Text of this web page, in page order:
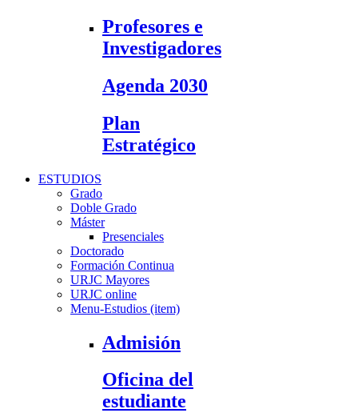
Profesores e
Investigadores
Agenda 2030
Plan
Estratégico
ESTUDIOS
Grado
Doble Grado
Máster
Presenciales
Doctorado
Formación Continua
URJC Mayores
URJC online
Menu-Estudios (item)
Admisión
Oficina del
estudiante